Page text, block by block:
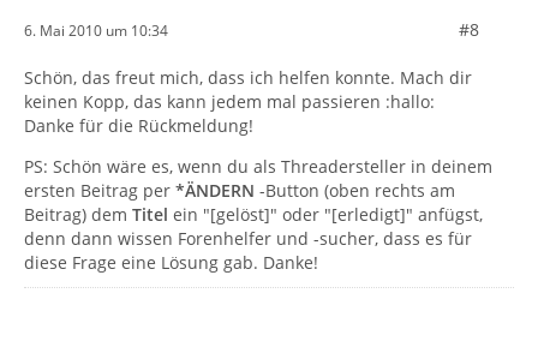
6. Mai 2010 um 10:34 #8
Schön, das freut mich, dass ich helfen konnte. Mach dir
keinen Kopp, das kann jedem mal passieren :hallo:
Danke für die Rückmeldung!
PS: Schön wäre es, wenn du als Threadersteller in deinem
ersten Beitrag per *ÄNDERN -Button (oben rechts am
Beitrag) dem Titel ein "[gelöst]" oder "[erledigt]" anfügst,
denn dann wissen Forenhelfer und -sucher, dass es für
diese Frage eine Lösung gab. Danke!